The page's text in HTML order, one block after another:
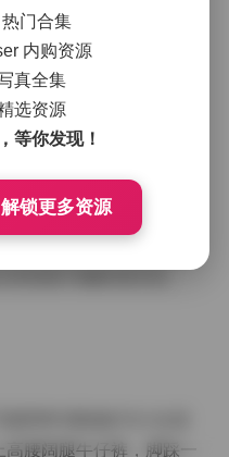
了小范围的传播，很多
完整的下载渠道。
的表现十分自然，几乎
柔光的室内环境或是城
柔光的交错让她的侧脸
身着淡色针织衫，坐在
帘洒在肩头，整个场景
另一些视频则捕捉她在
的色彩与她的发丝交
腰阔腿牛仔裤，脚踩一
门合集
内购资源
真全集
选资源
等你发现！
锁更多资源